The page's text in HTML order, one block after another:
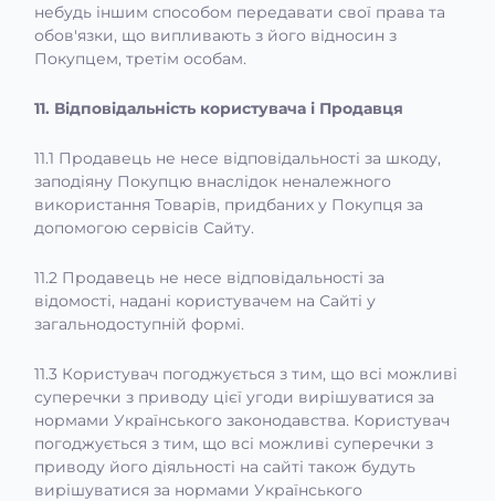
небудь іншим способом передавати свої права та
обов'язки, що випливають з його відносин з
Покупцем, третім особам.
11. Відповідальність користувача і Продавця
11.1 Продавець не несе відповідальності за шкоду,
заподіяну Покупцю внаслідок неналежного
використання Товарів, придбаних у Покупця за
допомогою сервісів Сайту.
11.2 Продавець не несе відповідальності за
відомості, надані користувачем на Сайті у
загальнодоступній формі.
11.3 Користувач погоджується з тим, що всі можливі
суперечки з приводу цієї угоди вирішуватися за
нормами Українського законодавства. Користувач
погоджується з тим, що всі можливі суперечки з
приводу його діяльності на сайті також будуть
вирішуватися за нормами Українського